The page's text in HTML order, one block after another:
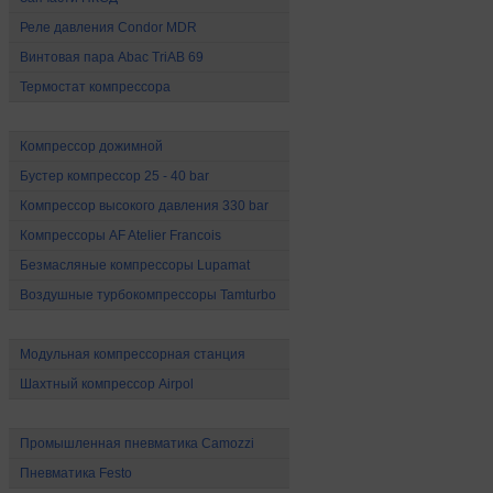
Реле давления Condor MDR
Винтовая пара Abac TriAB 69
Термостат компрессора
Компрессор дожимной
Бустер компрессор 25 - 40 bar
Компрессор высокого давления 330 bar
Компрессоры AF Atelier Francois
Безмасляные компрессоры Lupamat
Воздушные турбокомпрессоры Tamturbo
Модульная компрессорная станция
Шахтный компрессор Airpol
Промышленная пневматика Camozzi
Пневматика Festo